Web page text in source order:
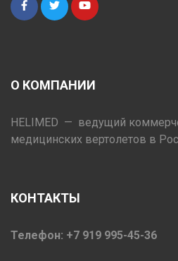
О КОМПАНИИ
HELIMED — ведущий
медицинских вертолетов в
КОНТАКТЫ
Телефон: +7 919 995-45-36